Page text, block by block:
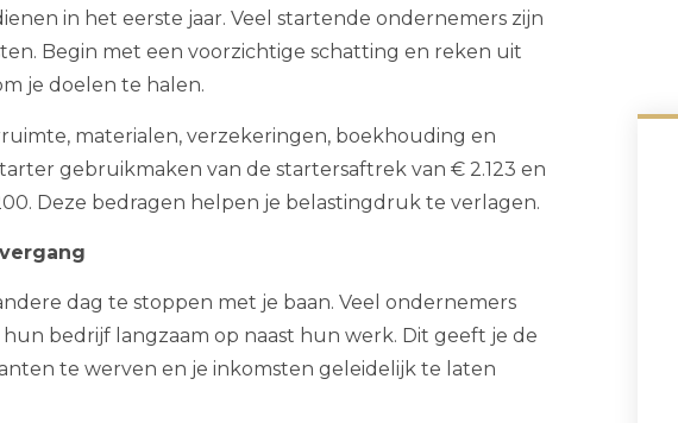
in het eerste jaar. Veel startende ondernemers zijn
Begin met een voorzichtige schatting en reken uit
je doelen te halen.
materialen, verzekeringen, boekhouding en
gebruikmaken van de startersaftrek van € 2.123 en
Deze bedragen helpen je belastingdruk te verlagen.
dag te stoppen met je baan. Veel ondernemers
bedrijf langzaam op naast hun werk. Dit geeft je de
te werven en je inkomsten geleidelijk te laten